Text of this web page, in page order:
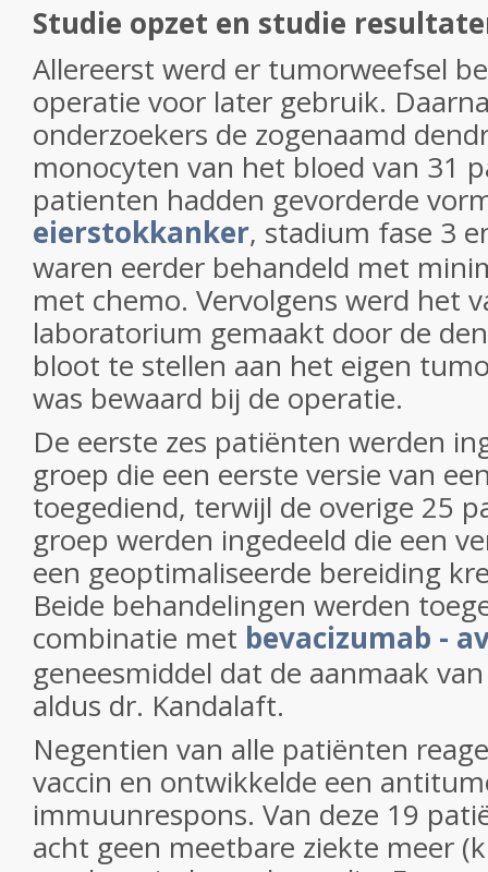
Studie opzet en studie
Allereerst werd er tumorweefsel
operatie voor later gebruik.
onderzoekers de zogenaamd
monocyten van het bloed van 31
patienten hadden gevorderde
eierstokkanker, stadium fase 3
waren eerder behandeld met
met chemo. Vervolgens werd het
laboratorium gemaakt door de
bloot te stellen aan het eigen
was bewaard bij de operatie.
De eerste zes patiënten werden
groep die een eerste versie van
toegediend, terwijl de overige 25
groep werden ingedeeld die een
een geoptimaliseerde bereiding
Beide behandelingen werden
combinatie met bevacizumab -
geneesmiddel dat de aanmaak
aldus dr. Kandalaft.
Negentien van alle patiënten
vaccin en ontwikkelde een
immuunrespons. Van deze 19
acht geen meetbare ziekte meer